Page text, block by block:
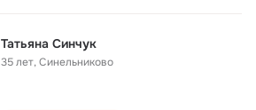
Татьяна Синчук
35 лет,Синельниково